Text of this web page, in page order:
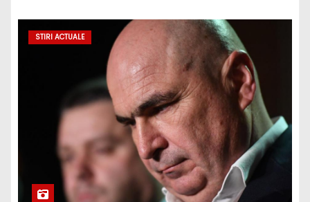
STIRI ACTUALE